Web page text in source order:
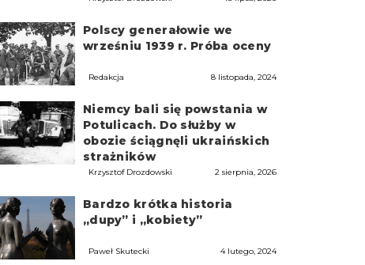
Polscy generałowie we
wrześniu 1939 r. Próba oceny
Redakcja 8 listopada, 2024
Niemcy bali się powstania w
Potulicach. Do służby w
obozie ściągnęli ukraińskich
strażników
Krzysztof Drozdowski 2 sierpnia, 2026
Bardzo krótka historia
„dupy” i „kobiety”
Paweł Skutecki 4 lutego, 2024